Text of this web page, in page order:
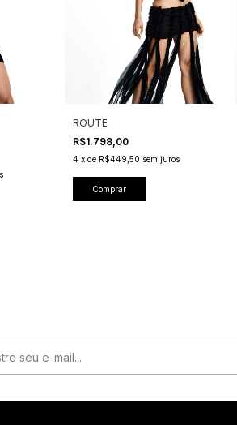
ROUTE
R$1.798,00
4 x de R$449,50 sem juros
Comprar